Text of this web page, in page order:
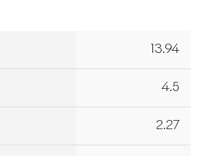
13.94
4.5
2.27